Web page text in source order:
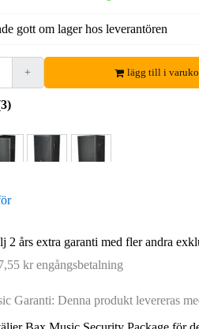
gott om lager hos leverantören
+ lägg till i
2 års extra garanti med fler andra
kr engångsbetalning
Garanti: Denna produkt levereras